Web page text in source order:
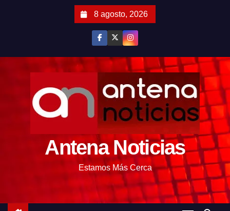
8 agosto, 2026
Antena Noticias
Estamos Más Cerca